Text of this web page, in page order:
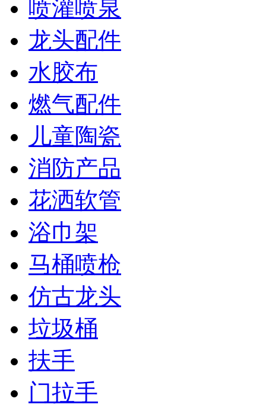
喷灌喷泉
龙头配件
水胶布
燃气配件
儿童陶瓷
消防产品
花洒软管
浴巾架
马桶喷枪
仿古龙头
垃圾桶
扶手
门拉手